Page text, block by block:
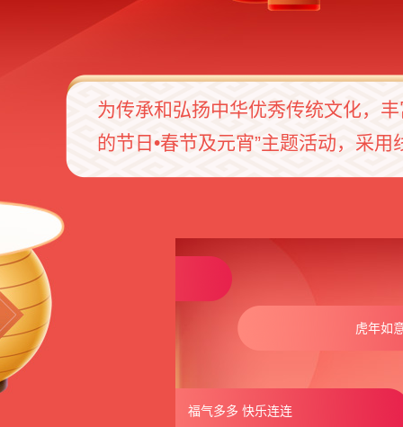
为传承和弘扬中华优秀传统文化，
的节日•春节及元宵”主题活动，采
吉祥如意
虎年如意 阖家幸
福气多多 快乐连连